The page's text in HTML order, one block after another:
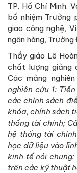
TP. Hồ Chí Minh.
bổ nhiệm Trưởng
giao công nghệ,
ngân hàng, Trường
Thầy giáo Lê
chất lượng giảng
Các mảng
nghiên cứu 1:
các chính sách
khóa, chính sách
thống tài chính;
hệ thống tài
học dữ liệu vào
kinh tế nói
trên các kỹ thuật